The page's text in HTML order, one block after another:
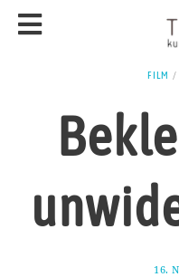
FILM /
16.